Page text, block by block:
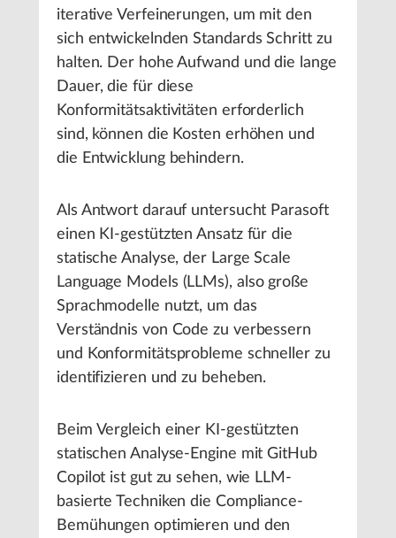
iterative Verfeinerungen, um mit den
sich entwickelnden Standards Schritt zu
halten. Der hohe Aufwand und die lange
Dauer, die für diese
Konformitätsaktivitäten erforderlich
sind, können die Kosten erhöhen und
die Entwicklung behindern.
Als Antwort darauf untersucht Parasoft
einen KI-gestützten Ansatz für die
statische Analyse, der Large Scale
Language Models (LLMs), also große
Sprachmodelle nutzt, um das
Verständnis von Code zu verbessern
und Konformitätsprobleme schneller zu
identifizieren und zu beheben.
Beim Vergleich einer KI-gestützten
statischen Analyse-Engine mit GitHub
Copilot ist gut zu sehen, wie LLM-
basierte Techniken die Compliance-
Bemühungen optimieren und den